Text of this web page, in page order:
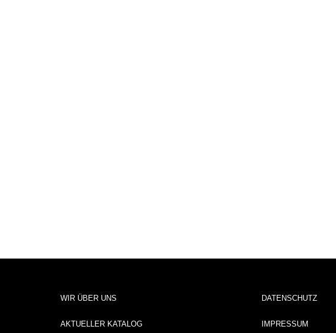
WIR ÜBER UNS
AKTUELLER KATALOG
DATENSCHUTZ
IMPRESSUM